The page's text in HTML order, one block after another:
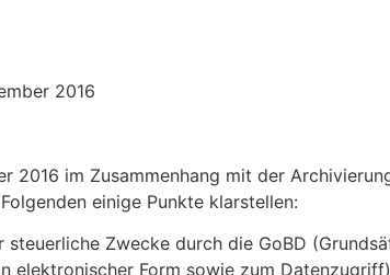
2016
im Zusammenhang mit der
einige Punkte klarstellen:
Zwecke durch die GoBD
elektronischer Form sowie zum